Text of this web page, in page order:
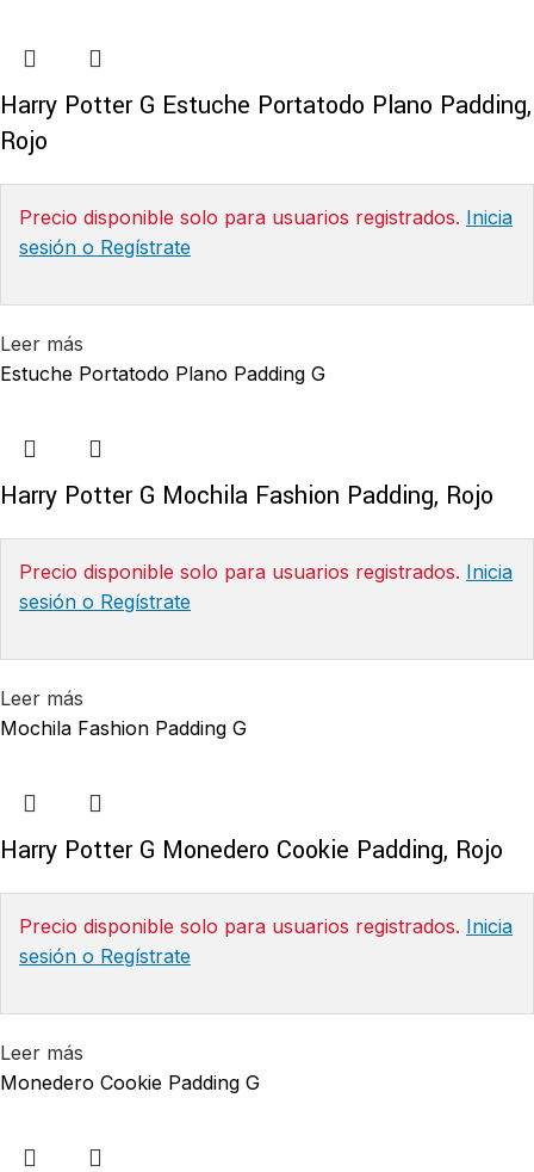
Harry Potter G Estuche Portatodo Plano Padding,
Rojo
Precio disponible solo para usuarios registrados. Inicia
sesión o Regístrate
Leer más
Estuche Portatodo Plano Padding G
Harry Potter G Mochila Fashion Padding, Rojo
Precio disponible solo para usuarios registrados. Inicia
sesión o Regístrate
Leer más
Mochila Fashion Padding G
Harry Potter G Monedero Cookie Padding, Rojo
Precio disponible solo para usuarios registrados. Inicia
sesión o Regístrate
Leer más
Monedero Cookie Padding G